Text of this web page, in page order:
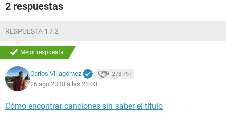
2 respuestas
RESPUESTA 1 / 2
Mejor respuesta
Carlos Villagómez 278.797
26 ago 2018 a las 23:03
Cómo encontrar canciones sin saber el título